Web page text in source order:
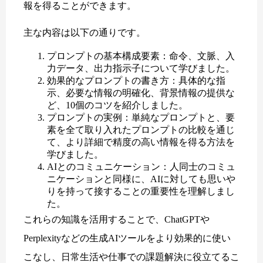
報を得ることができます。
主な内容は以下の通りです。
プロンプトの基本構成要素：命令、文脈、入
力データ、出力指示子について学びました。
効果的なプロンプトの書き方：具体的な指
示、必要な情報の明確化、背景情報の提供な
ど、10個のコツを紹介しました。
プロンプトの実例：単純なプロンプトと、要
素を全て取り入れたプロンプトの比較を通じ
て、より詳細で精度の高い情報を得る方法を
学びました。
AIとのコミュニケーション：人同士のコミュ
ニケーションと同様に、AIに対しても思いや
りを持って接することの重要性を理解しまし
た。
これらの知識を活用することで、ChatGPTや
Perplexityなどの生成AIツールをより効果的に使い
こなし、日常生活や仕事での課題解決に役立てるこ